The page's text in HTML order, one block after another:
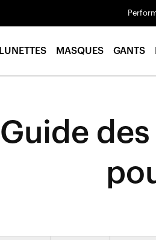
LUNETTES MASQUES GANTS
Guide